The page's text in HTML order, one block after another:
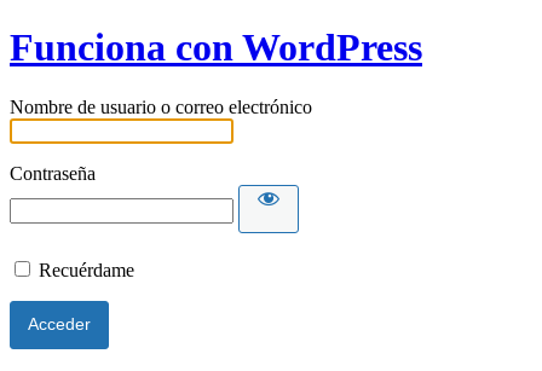
Funciona con WordPress
Nombre de usuario o correo electrónico
Contraseña
Recuérdame